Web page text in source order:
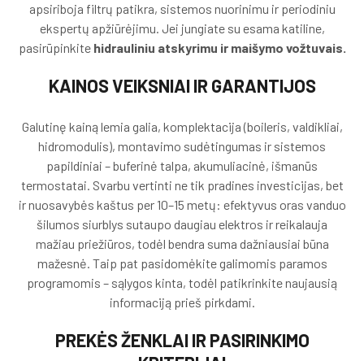
apsiriboja filtrų patikra, sistemos nuorinimu ir periodiniu
ekspertų apžiūrėjimu. Jei jungiate su esama katiline,
pasirūpinkite hidrauliniu atskyrimu ir maišymo vožtuvais.
KAINOS VEIKSNIAI IR GARANTIJOS
Galutinę kainą lemia galia, komplektacija (boileris, valdikliai,
hidromodulis), montavimo sudėtingumas ir sistemos
papildiniai – buferinė talpa, akumuliacinė, išmanūs
termostatai. Svarbu vertinti ne tik pradines investicijas, bet
ir nuosavybės kaštus per 10–15 metų: efektyvus oras vanduo
šilumos siurblys sutaupo daugiau elektros ir reikalauja
mažiau priežiūros, todėl bendra suma dažniausiai būna
mažesnė. Taip pat pasidomėkite galimomis paramos
programomis – sąlygos kinta, todėl patikrinkite naujausią
informaciją prieš pirkdami.
PREKĖS ŽENKLAI IR PASIRINKIMO